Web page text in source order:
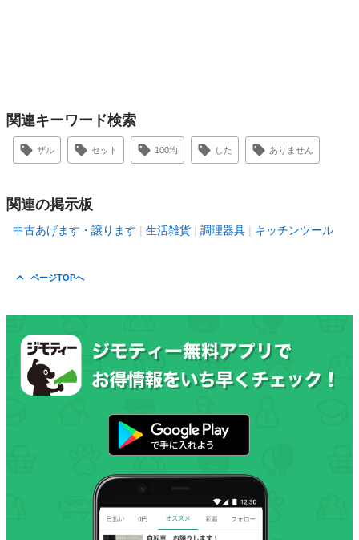
関連キーワード検索
ザル セット 100均 した ありません
関連の掲示板
中古あげます・譲ります 生活雑貨 調理器具 キッチンツール
ページTOPへ